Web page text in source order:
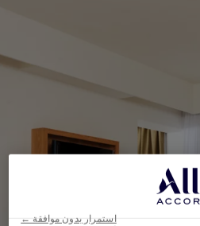
استمرار بدون موافقة ←